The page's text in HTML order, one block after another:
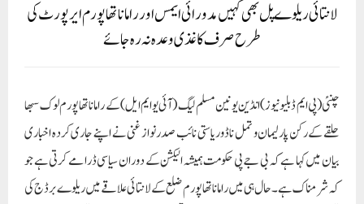
لانتائی ریلوے پل بھی کہیں مدورائی ایمس اور راماناتھاپورم ایرپورٹ کی
طرح صرف کاغذی وعدہ نہ رہ جائے
چنئی ( پی ایم ڈبلیو نیوز) انڈین یونین مسلم لیگ (آئی یو ایم ایل ) کے راماناتھا پورم لوک سبھا
حلقے کے رکن پارلیمان و تمل ناڈو ریاستی نائب صدر نواز غنی نے اپنے جاری کردہ اخباری
بیان میں کہا ہے کہ بی جے پی حکومت ہمیشہ الیکشن کے دوران سیاسی ڈرامے کرتی ہے جو
کہ شرمناک ہے۔ حال ہی میں راماناتھاپورم ضلع کے لانتائی علاقے میں ریلوے برڈج کی